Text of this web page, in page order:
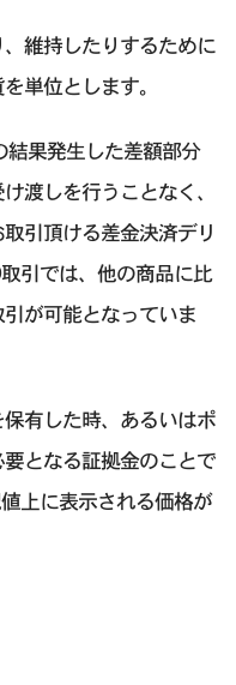
維持したりするために
単位とします。
結果発生した差額部分
渡しを行うことなく、
引頂ける差金決済デリ
引では、他の商品に比
が可能となっていま
有した時、あるいはポ
となる証拠金のことで
上に表示される価格が